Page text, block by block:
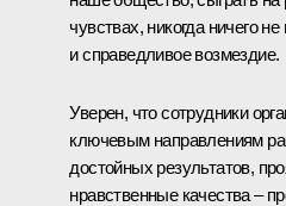
чувствах, никогда ничего
и справедливое возмездие.
Уверен, что сотрудники
ключевым направлениям
достойных результатов,
нравственные качества –